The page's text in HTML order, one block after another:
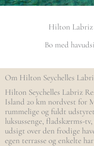
Hilton Labriz
Bo med
Om Hilton Seychelles
Hilton Seychelles Labriz
Island 20 km nordvest for
rummelige og fuldt
luksussenge, fladskærms-
udsigt over den frodige
egen terrasse og enkelte